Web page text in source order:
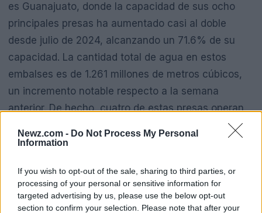
Newz.com - Do Not Process My Personal
Information
If you wish to opt-out of the sale, sharing to third parties, or
processing of your personal or sensitive information for
targeted advertising by us, please use the below opt-out
section to confirm your selection. Please note that after your
es Guanajuato, donde la capacidad de sus ocho
principales presas ha aumentado casi al doble
desde julio de 2024, alcanzando un 71.6% de su
capacidad. La cantidad total de agua en estos
embalses es de 1.261 millones de metros cúbicos,
un incremento notable respecto a la semana
anterior. De hecho, cuatro de estas presas operan
al 100% de su capacidad, lo que indica un cambio
significativo en la gestión del agua en la región.
A pesar de estos datos alentadores, es crucial
considerar los contratiempos. Guanajuato enfrentó
inundaciones severas tras las fuertes lluvias de